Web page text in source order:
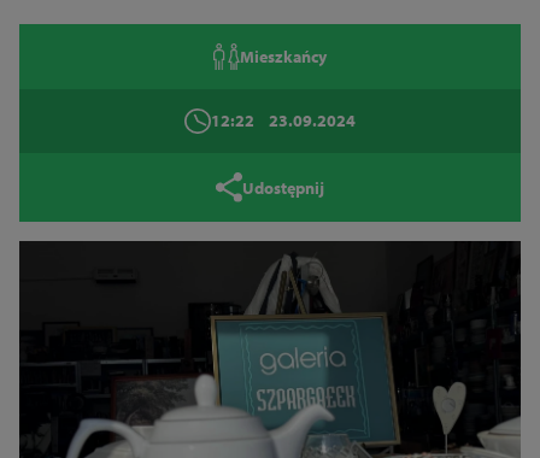
Mieszkańcy
12:22 23.09.2024
Udostępnij